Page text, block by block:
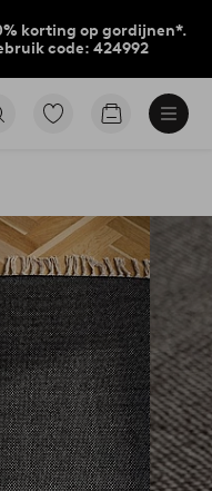
korting op gordijnen*.
code: 424992
Ga
Go